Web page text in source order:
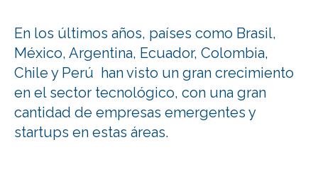
En los últimos años, países como Brasil,
México, Argentina, Ecuador, Colombia,
Chile y Perú han visto un gran crecimiento
en el sector tecnológico, con una gran
cantidad de empresas emergentes y
startups en estas áreas.